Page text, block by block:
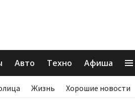
Авто Техно Афиша
Жизнь Хорошие новости